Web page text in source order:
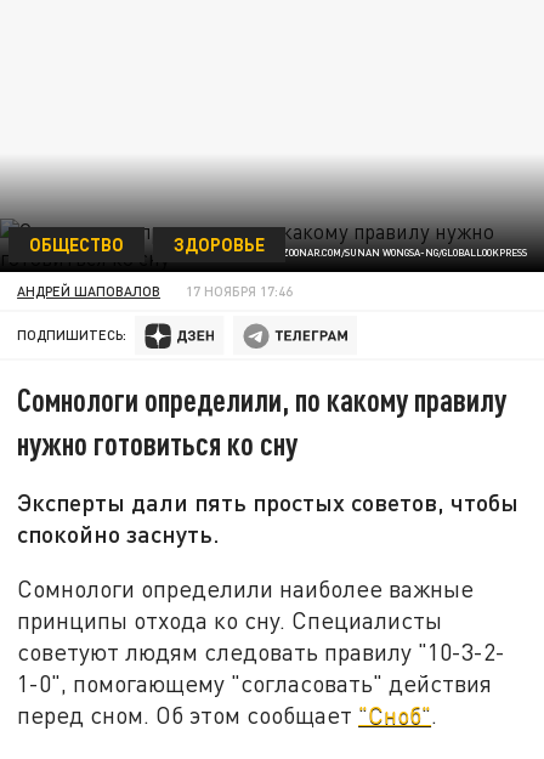
ФОТО: IMAGO/ZOONAR.COM/SUNAN WONGSA-NG/GLOBALLOOKPRESS
ОБЩЕСТВО ЗДОРОВЬЕ
АНДРЕЙ ШАПОВАЛОВ 17 НОЯБРЯ 17:46
ПОДПИШИТЕСЬ:
Сомнологи определили, по какому правилу
нужно готовиться ко сну
Эксперты дали пять простых советов, чтобы
спокойно заснуть.
Сомнологи определили наиболее важные
принципы отхода ко сну. Специалисты
советуют людям следовать правилу "10-3-2-
1-0", помогающему "согласовать" действия
перед сном. Об этом сообщает "Сноб".